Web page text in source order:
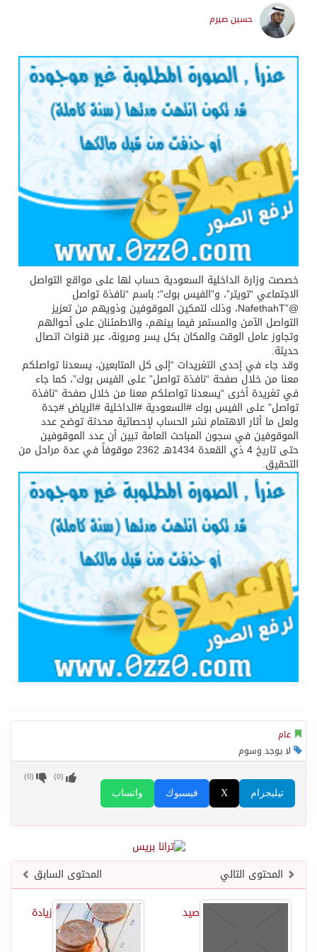
حسين صيرم
خصصت وزارة الداخلية السعودية حساب لها على مواقع التواصل
الاجتماعي “تويتر”، و”الفيس بوك”؛ باسم “نافذة تواصل
@”NafethahT، وذلك لتمكين الموقوفين وذويهم من تعزيز
التواصل الآمن والمستمر فيما بينهم، والاطمئنان على أحوالهم
وتجاوز عامل الوقت والمكان بكل يسر ومرونة، عبر قنوات اتصال
حديثة.
وقد جاء في إحدى التغريدات “إلى كل المتابعين، يسعدنا تواصلكم
معنا من خلال صفحة “نافذة تواصل” على الفيس بوك”، كما جاء
في تغريدة أخرى “يسعدنا تواصلكم معنا من خلال صفحة “نافذة
تواصل” على الفيس بوك #السعودية #الداخلية #الرياض #جدة
ولعل ما أثار الاهتمام نشر الحساب لإحصائية محدثة توضح عدد
الموقوفين في سجون المباحث العامة تبين أن عدد الموقوفين
حتى تاريخ 4 ذي القعدة 1434هـ 2362 موقوفاً في عدة مراحل من
التحقيق.
عام
لا يوجد وسوم
واتساب فيسبوك X تيليجرام
(
0
) (
0
)
المحتوى السابق
المحتوى التالي
زيادة
صيد